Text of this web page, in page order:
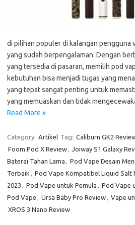
di pilihan populer di kalangan pengguna
yang sudah berpengalaman. Dengan
yang tersedia di pasaran, memilih pod
kebutuhan bisa menjadi tugas yang
yang tepat sangat penting untuk
yang memuaskan dan tidak
Read More »
Category: Artikel Tag: Caliburn GK2
Foom Pod X Review, Joiway S1 Galaxy
Baterai Tahan Lama , Pod Vape Desain
Terbaik , Pod Vape Kompatibel Liquid Salt
2023 , Pod Vape untuk Pemula , Pod Vape
Pod Vape , Ursa Baby Pro Review, Vape
XROS 3 Nano Review